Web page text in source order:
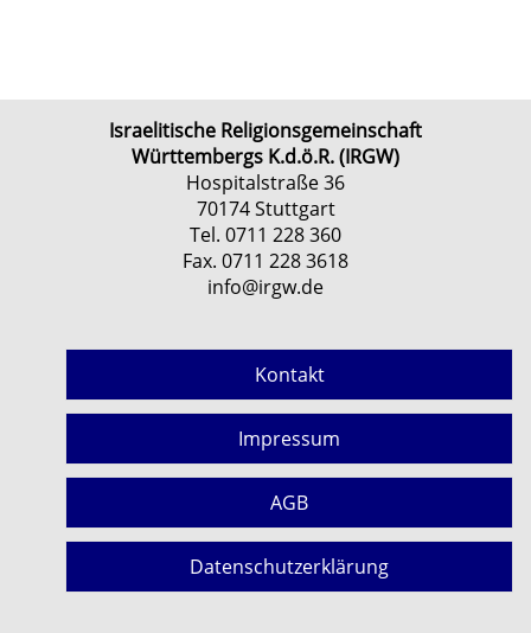
Israelitische Religionsgemeinschaft
Württembergs K.d.ö.R. (IRGW)
Hospitalstraße 36
70174 Stuttgart
Tel. 0711 228 360
Fax. 0711 228 3618
info@irgw.de
Kontakt
Impressum
AGB
Datenschutzerklärung